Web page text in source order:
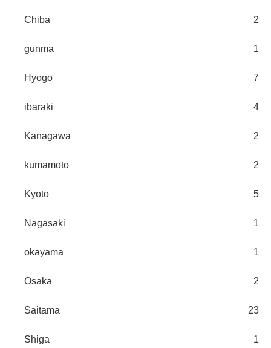
Chiba 2
gunma 1
Hyogo 7
ibaraki 4
Kanagawa 2
kumamoto 2
Kyoto 5
Nagasaki 1
okayama 1
Osaka 2
Saitama 23
Shiga 1